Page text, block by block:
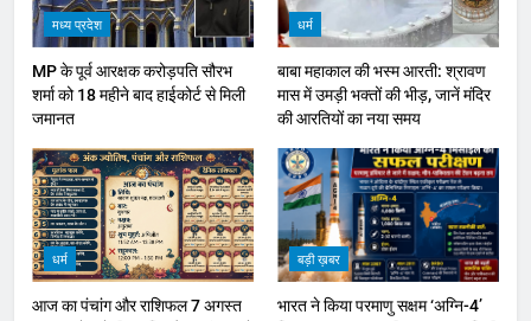
मध्य प्रदेश
MP के पूर्व आरक्षक करोड़पति सौरभ
शर्मा को 18 महीने बाद हाईकोर्ट से मिली
जमानत
धर्म
बाबा महाकाल की भस्म आरती: श्रावण
मास में उमड़ी भक्तों की भीड़, जानें मंदिर
की आरतियों का नया समय
धर्म
आज का पंचांग और राशिफल 7 अगस्त
बड़ी ख़बर
भारत ने किया परमाणु सक्षम ‘अग्नि-4’